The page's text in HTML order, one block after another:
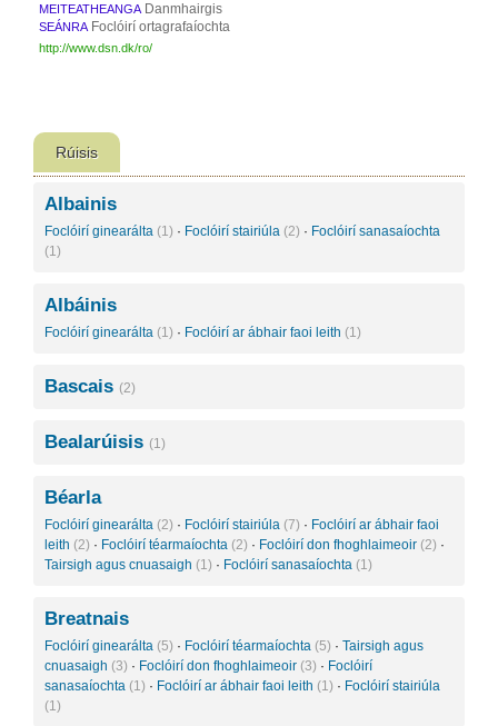
MEITEATHEANGA Danmhairgis
SEÁNRA Foclóirí ortagrafaíochta
http://www.dsn.dk/ro/
Rúisis
Albainis
Foclóirí ginearálta (1) · Foclóirí stairiúla (2) · Foclóirí sanasaíochta
(1)
Albáinis
Foclóirí ginearálta (1) · Foclóirí ar ábhair faoi leith (1)
Bascais (2)
Bealarúisis (1)
Béarla
Foclóirí ginearálta (2) · Foclóirí stairiúla (7) · Foclóirí ar ábhair faoi
leith (2) · Foclóirí téarmaíochta (2) · Foclóirí don fhoghlaimeoir (2) ·
Tairsigh agus cnuasaigh (1) · Foclóirí sanasaíochta (1)
Breatnais
Foclóirí ginearálta (5) · Foclóirí téarmaíochta (5) · Tairsigh agus
cnuasaigh (3) · Foclóirí don fhoghlaimeoir (3) · Foclóirí
sanasaíochta (1) · Foclóirí ar ábhair faoi leith (1) · Foclóirí stairiúla
(1)